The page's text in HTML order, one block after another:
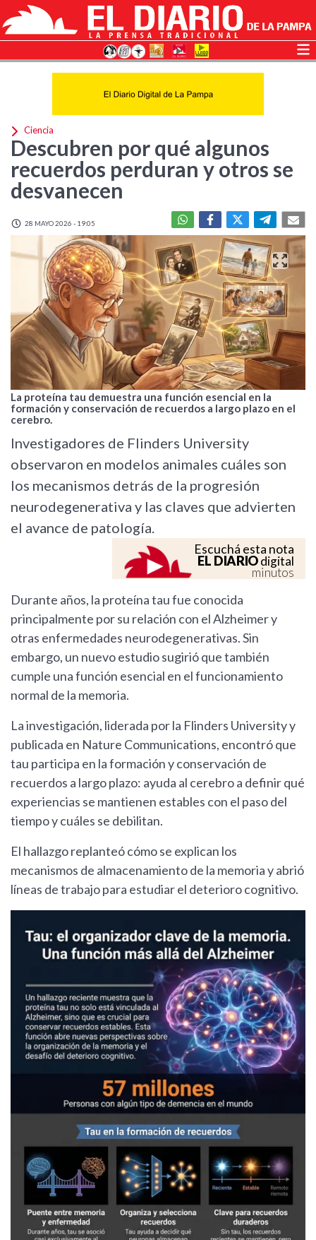
Ciencia
Descubren por qué algunos
recuerdos perduran y otros se
desvanecen
28 MAYO 2026 - 19:05
La proteína tau demuestra una función esencial en la
formación y conservación de recuerdos a largo plazo en el
cerebro.
Investigadores de Flinders University
observaron en modelos animales cuáles son
los mecanismos detrás de la progresión
neurodegenerativa y las claves que advierten
el avance de patología.
Escuchá esta nota
EL DIARIOdigital
minutos
Durante años, la proteína tau fue conocida
principalmente por su relación con el Alzheimer y
otras enfermedades neurodegenerativas. Sin
embargo, un nuevo estudio sugirió que también
cumple una función esencial en el funcionamiento
normal de la memoria.
La investigación, liderada por la Flinders University y
publicada en Nature Communications, encontró que
tau participa en la formación y conservación de
recuerdos a largo plazo: ayuda al cerebro a definir qué
experiencias se mantienen estables con el paso del
tiempo y cuáles se debilitan.
El hallazgo replanteó cómo se explican los
mecanismos de almacenamiento de la memoria y abrió
líneas de trabajo para estudiar el deterioro cognitivo.